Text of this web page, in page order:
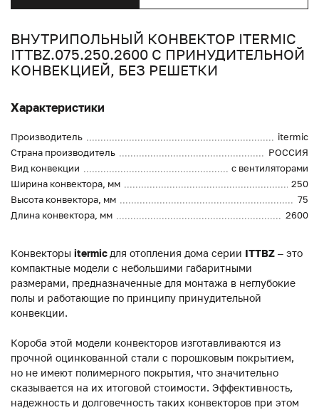
ВНУТРИПОЛЬНЫЙ КОНВЕКТОР ITERMIC
ITTBZ.075.250.2600 С ПРИНУДИТЕЛЬНОЙ
КОНВЕКЦИЕЙ, БЕЗ РЕШЕТКИ
Характеристики
Производитель
itermic
Страна производитель
РОССИЯ
Вид конвекции
с вентиляторами
Ширина конвектора, мм
250
Высота конвектора, мм
75
Длина конвектора, мм
2600
Конвекторы itermic для отопления дома серии ITTBZ – это
компактные модели с небольшими габаритными
размерами, предназначенные для монтажа в неглубокие
полы и работающие по принципу принудительной
конвекции.
Короба этой модели конвекторов изготавливаются из
прочной оцинкованной стали с порошковым покрытием,
но не имеют полимерного покрытия, что значительно
сказывается на их итоговой стоимости. Эффективность,
надежность и долговечность таких конвекторов при этом